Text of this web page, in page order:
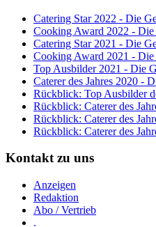
Catering Star 2022 - Die
Cooking Award 2022 -
Catering Star 2021 - Die
Cooking Award 2021 -
Top Ausbilder 2021 - Die
Caterer des Jahres 2020 -
Rückblick: Top Ausbilder
Rückblick: Caterer des
Rückblick: Caterer des
Rückblick: Caterer des
Kontakt zu uns
Anzeigen
Redaktion
Abo / Vertrieb
.